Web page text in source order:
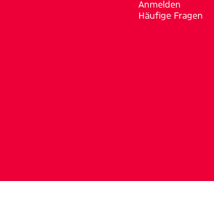
Anmelden
Häufige Fragen